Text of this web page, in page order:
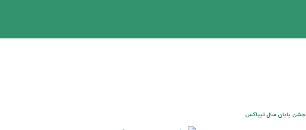
جشن پایان سال تیپاکس